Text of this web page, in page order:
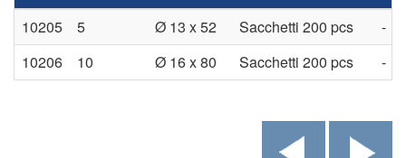
10205 5 Ø 13 x 52 Sacchetti 200 pcs
-
10206
10 Ø 16 x 80 Sacchetti 200 pcs -